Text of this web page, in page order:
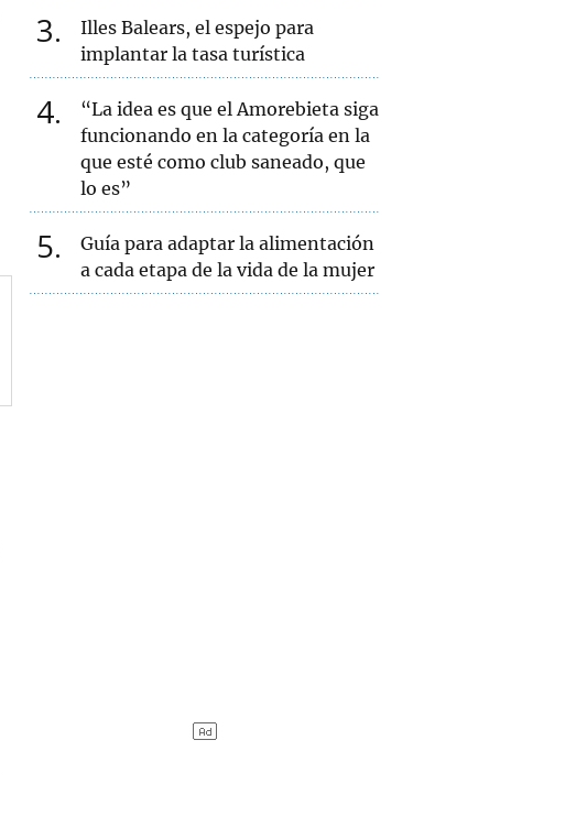
3
Illes Balears, el espejo para
implantar la tasa turística
4
“La idea es que el Amorebieta siga
funcionando en la categoría en la
que esté como club saneado, que
lo es”
5
Guía para adaptar la alimentación
a cada etapa de la vida de la mujer